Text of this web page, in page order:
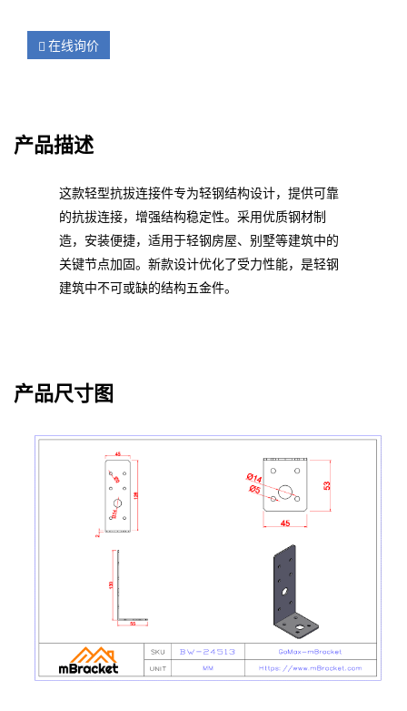
在线询价
产品描述
这款轻型抗拔连接件专为轻钢结构设计，提供可靠
的抗拔连接，增强结构稳定性。采用优质钢材制
造，安装便捷，适用于轻钢房屋、别墅等建筑中的
关键节点加固。新款设计优化了受力性能，是轻钢
建筑中不可或缺的结构五金件。
产品尺寸图